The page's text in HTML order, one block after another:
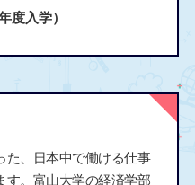
度入学）
た、日本中で働ける仕事
す。富山大学の経済学部